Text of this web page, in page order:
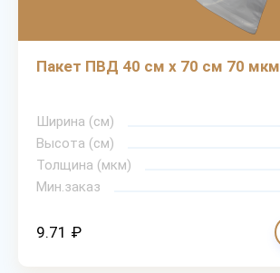
Пакет ПВД 40 см х 70 см 70 мкм
Ширина (см)
Высота (см)
Толщина (мкм)
Мин.заказ
9.71 ₽